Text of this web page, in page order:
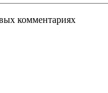
комментариях